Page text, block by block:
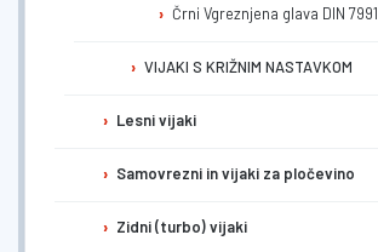
Črni Vgreznjena glava DIN 7991
VIJAKI S KRIŽNIM NASTAVKOM
Lesni vijaki
Samovrezni in vijaki za pločevino
Zidni (turbo) vijaki